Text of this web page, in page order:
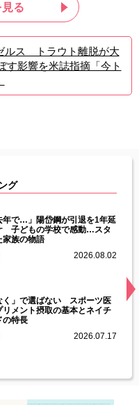
る
ルス トラウト離脱が大
す影響を米誌指摘「今ト
グ
年で…」陽岱鋼が引退を1年延
子どもの学校で感動…スタ
家族の物語
2026.08.02
く」で選ばない スポーツ医
リメント摂取の基本とネイチ
の特長
2026.07.17